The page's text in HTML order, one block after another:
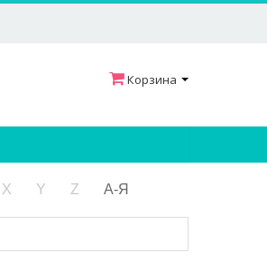
Корзина
X Y Z А-Я